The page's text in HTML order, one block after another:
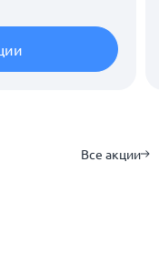
Все акции